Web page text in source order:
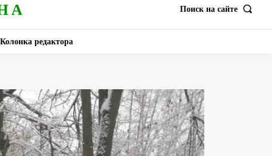
Поиск на сайте
Колонка редактора